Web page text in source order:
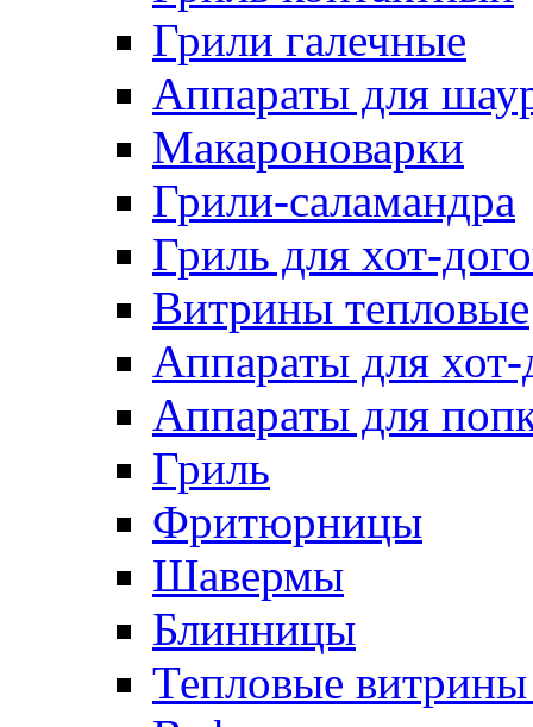
Грили галечные
Аппараты для
Макароноварки
Грили-саламандра
Гриль для хот-
Витрины тепловые
Аппараты для хот-
Аппараты для
Гриль
Фритюрницы
Шавермы
Блинницы
Тепловые витрины